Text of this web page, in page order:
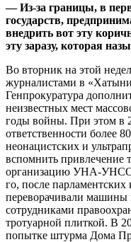
— Из-за границы, в
государств,
внедрить вот эту
эту заразу, которая
Во вторник на этой
журналистами в
Генпрокуратура
неизвестных мест
годы войны. При этом в
ответственности более
неонацистских и
вспомнить привлечение
организацию УНА-­УНСО,
го, после
переворачивали машины
сотрудниками
тротуарной плиткой. В
попытке штурма Дома